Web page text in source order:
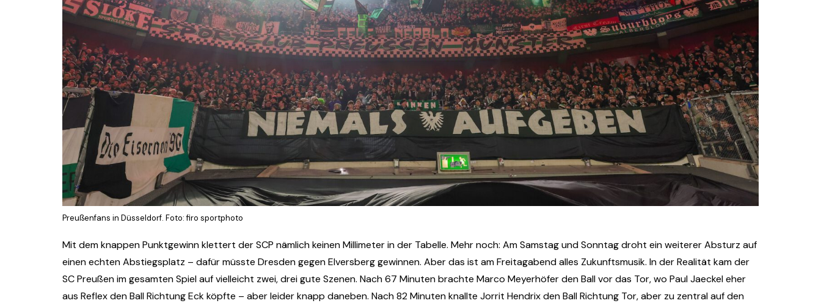
Preußenfans in Düsseldorf. Foto: firo sportphoto
Mit dem knappen Punktgewinn klettert der SCP nämlich keinen Millimeter in der Tabelle. Mehr noch: Am Samstag und Sonntag droht ein weiterer Absturz auf
einen echten Abstiegsplatz – dafür müsste Dresden gegen Elversberg gewinnen. Aber das ist am Freitagabend alles Zukunftsmusik. In der Realität kam der
SC Preußen im gesamten Spiel auf vielleicht zwei, drei gute Szenen. Nach 67 Minuten brachte Marco Meyerhöfer den Ball vor das Tor, wo Paul Jaeckel eher
aus Reflex den Ball Richtung Eck köpfte – aber leider knapp daneben. Nach 82 Minuten knallte Jorrit Hendrix den Ball Richtung Tor, aber zu zentral auf den